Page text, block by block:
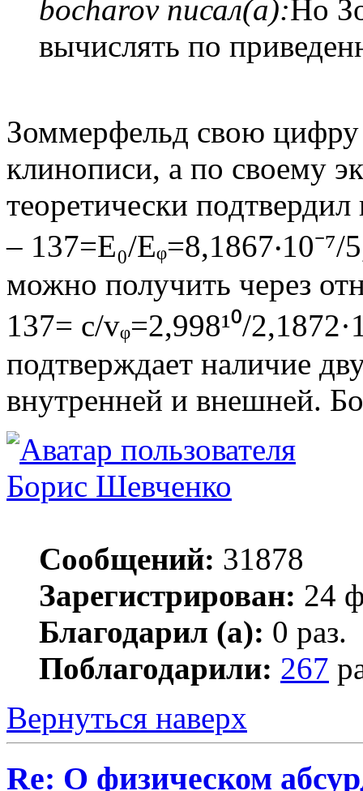
bocharov писал(а):Но
вычислять по
Зоммерфельд свою
клинописи, а по своему
теоретически
– 137=Е₀/Еᵩ=8,1867‧10⁻⁷/
можно получить через
137= с/vᵩ=2,998¹⁰/
подтверждает наличие
внутренней и внешней.
Борис Шевченко
Сообщений: 31878
Зарегистрирован: 24
Благодарил (а): 0 раз.
Поблагодарили: 267
Вернуться наверх
Re: О физическом